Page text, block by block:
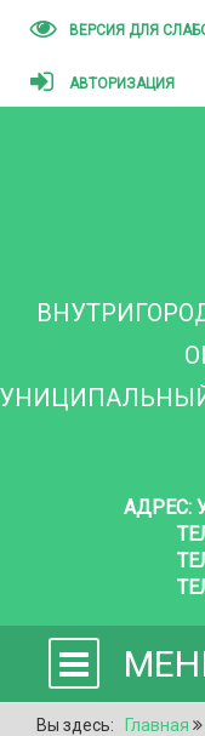
ВЕРСИЯ ДЛЯ
АВТОРИЗАЦИЯ
АДРЕС:
Вы здесь: Главная